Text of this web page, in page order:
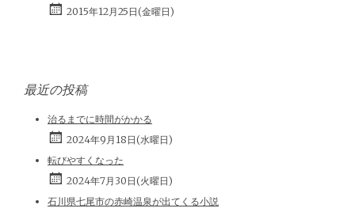
2015年12月25日(金曜日)
最近の投稿
治るまでに時間がかかる
2024年9月18日(水曜日)
転びやすくなった
2024年7月30日(火曜日)
石川県七尾市の赤崎温泉が出てくる小説